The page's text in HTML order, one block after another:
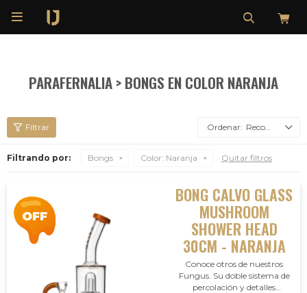

PARAFERNALIA > BONGS EN COLOR NARANJA
Recomendados
Filtrando por: Bongs Color: Naranja Quitar filtros
BONG CALVO GLASS
MUSHROOM
SHOWER HEAD
30CM - NARANJA
Conoce otros de nuestros
Fungus. Su doble sistema de
percolación y detalles